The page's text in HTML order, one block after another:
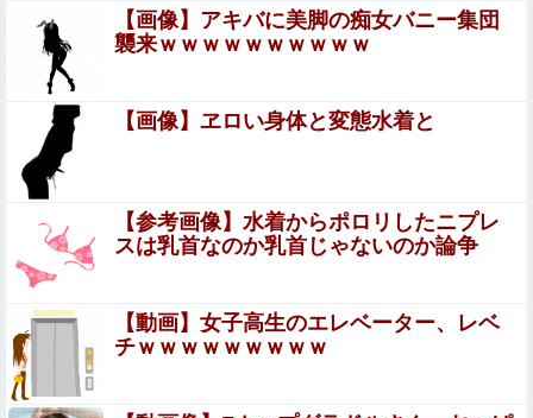
七咲逢と援交生ハメ交渉♥️????♥️????♥️
フリーになった高杉騎手、今週も騎乗馬ゼロ
開脚させられマ○コ丸出し状態で、ク○ニされてる美女たち
【日向坂46】 公式からの注意喚起、ヤフートップに掲載
される
東京大学のHP内に『六四天安門』というソースコードを
埋め込んだ教授、その結末がこちら…
【動画】台風13号の進路予想、明らかにおかしい…
【画像】アキバに美脚の痴女バニー集団
襲来ｗｗｗｗｗｗｗｗｗｗ
【画像】ヱロい身体と変態水着と
【参考画像】水着からポロリしたニプレ
スは乳首なのか乳首じゃないのか論争
【動画】女子高生のエレベーター、レベ
チｗｗｗｗｗｗｗｗｗ